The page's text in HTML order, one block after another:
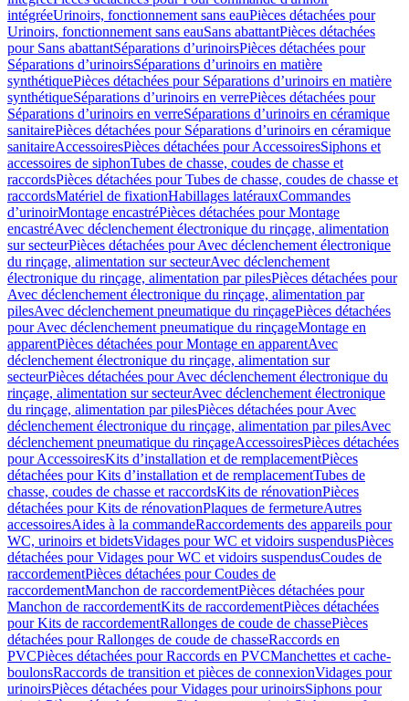
intégréeUrinoirs, fonctionnement sans eauPièces détachées pour
Urinoirs, fonctionnement sans eauSans abattantPièces détachées
pour Sans abattantSéparations d’urinoirsPièces détachées pour
Séparations d’urinoirsSéparations d’urinoirs en matière
synthétiquePièces détachées pour Séparations d’urinoirs en matière
synthétiqueSéparations d’urinoirs en verrePièces détachées pour
Séparations d’urinoirs en verreSéparations d’urinoirs en céramique
sanitairePièces détachées pour Séparations d’urinoirs en céramique
sanitaireAccessoiresPièces détachées pour AccessoiresSiphons et
accessoires de siphonTubes de chasse, coudes de chasse et
raccordsPièces détachées pour Tubes de chasse, coudes de chasse et
raccordsMatériel de fixationHabillages latérauxCommandes
dʼurinoirMontage encastréPièces détachées pour Montage
encastréAvec déclenchement électronique du rinçage, alimentation
sur secteurPièces détachées pour Avec déclenchement électronique
du rinçage, alimentation sur secteurAvec déclenchement
électronique du rinçage, alimentation par pilesPièces détachées pour
Avec déclenchement électronique du rinçage, alimentation par
pilesAvec déclenchement pneumatique du rinçagePièces détachées
pour Avec déclenchement pneumatique du rinçageMontage en
apparentPièces détachées pour Montage en apparentAvec
déclenchement électronique du rinçage, alimentation sur
secteurPièces détachées pour Avec déclenchement électronique du
rinçage, alimentation sur secteurAvec déclenchement électronique
du rinçage, alimentation par pilesPièces détachées pour Avec
déclenchement électronique du rinçage, alimentation par pilesAvec
déclenchement pneumatique du rinçageAccessoiresPièces détachées
pour AccessoiresKits d’installation et de remplacementPièces
détachées pour Kits d’installation et de remplacementTubes de
chasse, coudes de chasse et raccordsKits de rénovationPièces
détachées pour Kits de rénovationPlaques de fermetureAutres
accessoiresAides à la commandeRaccordements des appareils pour
WC, urinoirs et bidetsVidages pour WC et vidoirs suspendusPièces
détachées pour Vidages pour WC et vidoirs suspendusCoudes de
raccordementPièces détachées pour Coudes de
raccordementManchon de raccordementPièces détachées pour
Manchon de raccordementKits de raccordementPièces détachées
pour Kits de raccordementRallonges de coude de chassePièces
détachées pour Rallonges de coude de chasseRaccords en
PVCPièces détachées pour Raccords en PVCManchettes et cache-
boulonsRaccords de transition et pièces de connexionVidages pour
urinoirsPièces détachées pour Vidages pour urinoirsSiphons pour